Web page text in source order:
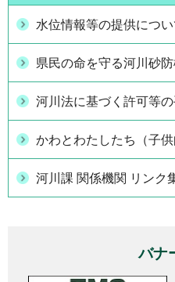
水位情報等の提供につい
県民の命を守る河川砂
河川法に基づく許可等
かわとわたしたち（子供
河川課 関係機関 リンク
バナ